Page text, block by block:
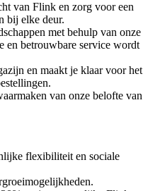
van Flink en zorg voor een
bij elke deur.
met behulp van onze
en betrouwbare service wordt
en maakt je klaar voor het
van onze belofte van
flexibiliteit en sociale